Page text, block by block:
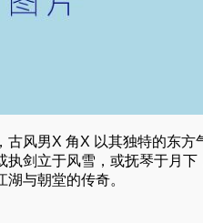
古风男X 角X 以其独特的东方
执剑立于风雪，或抚琴于月
与朝堂的传奇。